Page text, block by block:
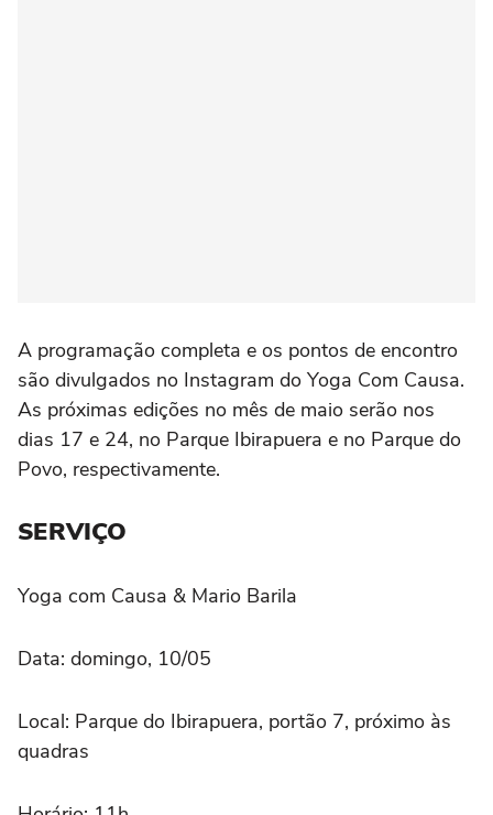
A programação completa e os pontos de encontro
são divulgados no Instagram do Yoga Com Causa.
As próximas edições no mês de maio serão nos
dias 17 e 24, no Parque Ibirapuera e no Parque do
Povo, respectivamente.
SERVIÇO
Yoga com Causa & Mario Barila
Data: domingo, 10/05
Local: Parque do Ibirapuera, portão 7, próximo às
quadras